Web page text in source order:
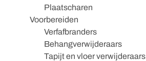
Plaatscharen
Voorbereiden
Verfafbranders
Behangverwijderaars
Tapijt en vloer verwijderaars